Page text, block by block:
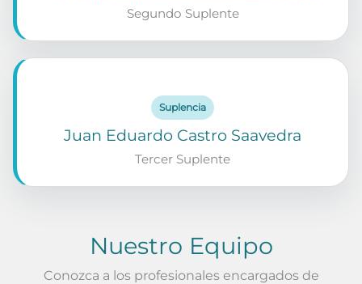
Segundo Suplente
Suplencia
Juan Eduardo Castro Saavedra
Tercer Suplente
Nuestro Equipo
Conozca a los profesionales encargados de